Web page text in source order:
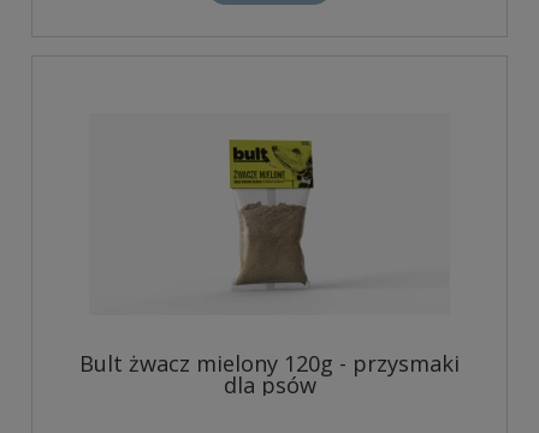
Bult żwacz mielony 120g - przysmaki
dla psów